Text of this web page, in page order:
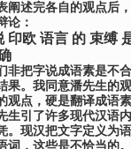
阐述完各自的观点后
论：
印欧 语言 的 束缚
非把字说成语素是不
果。我同意潘先生的
观点，硬是翻译成语
生引了许多现代汉语
。现汉把文字定义为
词，这些是不恰当的。